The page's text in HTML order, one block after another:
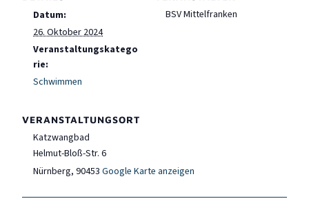
Datum:
26. Oktober 2024
Veranstaltungskatego
rie:
Schwimmen
VERANSTALTUNGSORT
Katzwangbad
Helmut-Bloß-Str. 6
Nürnberg, 90453 Google Karte anzeigen
BSV Mittelfranken